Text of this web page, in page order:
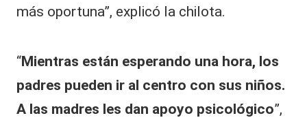
más oportuna”, explicó la chilota.
“Mientras están esperando una hora, los
padres pueden ir al centro con sus niños.
A las madres les dan apoyo psicológico”,